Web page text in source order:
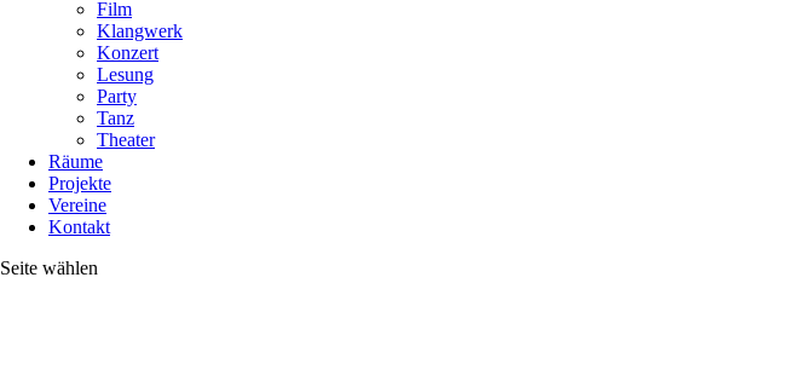
Film
Klangwerk
Konzert
Lesung
Party
Tanz
Theater
Räume
Projekte
Vereine
Kontakt
Seite wählen